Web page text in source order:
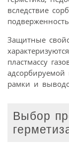
вследствие
Защитные
пластмассу
адсорбируемой
рамки и
Выбор